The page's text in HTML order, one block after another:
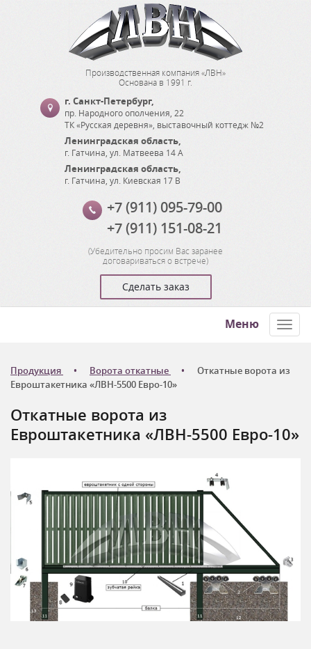
Производственная компания «ЛВН»
Основана в 1991 г.
г. Санкт-Петербург,
пр. Народного ополчения, 22
ТК «Русская деревня», выставочный коттедж №2
Ленинградская область,
г. Гатчина ул. Матвеева 14 А
Ленинградская область,
г. Гатчина ул. Киевская 17 В
+7 (911) 095-79-00
+7 (911) 151-08-21
(Убедительно просим Вас заранее
договариваться о встрече)
Сделать заказ
Меню
Продукция Ворота откатные
Откатные ворота из
Евроштакетника «ЛВН-5500 Евро-10»
Откатные ворота из
Евроштакетника «ЛВН-5500 Евро-10»